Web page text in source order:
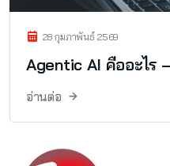
28 กุมภาพันธ์ 2569
Agentic AI คืออะไร
อ่านต่อ